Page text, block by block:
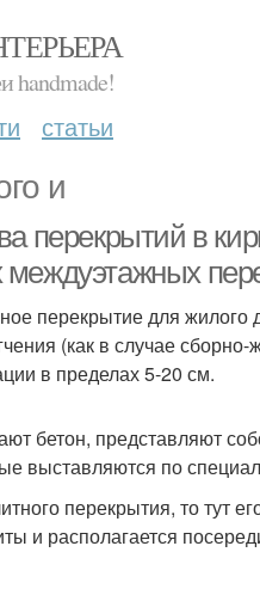
handmade!
статьи
и
перекрытий в
перекрытие для жилого
(как в случае
в пределах 5-20 см.
бетон, представляют
выставляются по
перекрытия, то тут
и располагается